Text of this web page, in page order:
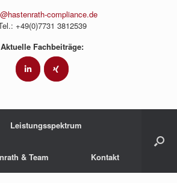
compliance.de
+49(0)7731 3812539
Aktuelle Fachbeiträge:
Leistungsspektrum
& Team Kontakt